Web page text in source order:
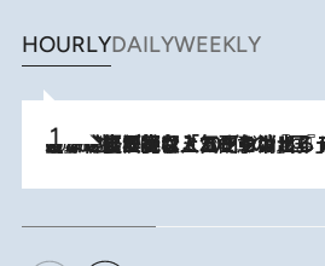
HOURLYDAILYWEEKLY
2026.8.5
【なぜ吉沢亮は「気配を消せる」のか？】興行収入208億の『国宝』を経て挑むミュージカル『ディア・エヴァン・ハンセン』。トップ俳優が舞台上でさらけ出した“孤独”とは